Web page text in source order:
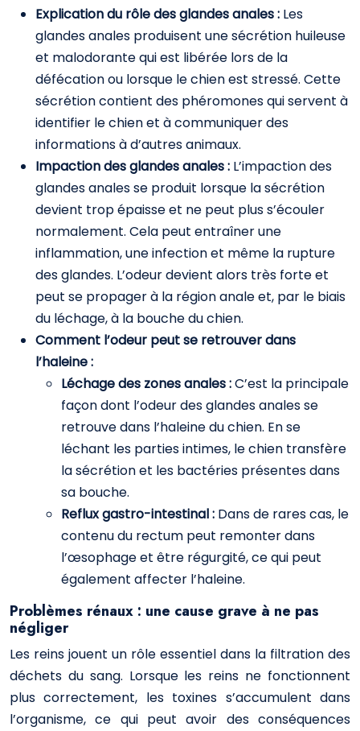
Explication du rôle des glandes anales : Les
glandes anales produisent une sécrétion huileuse
et malodorante qui est libérée lors de la
défécation ou lorsque le chien est stressé. Cette
sécrétion contient des phéromones qui servent à
identifier le chien et à communiquer des
informations à d’autres animaux.
Impaction des glandes anales : L’impaction des
glandes anales se produit lorsque la sécrétion
devient trop épaisse et ne peut plus s’écouler
normalement. Cela peut entraîner une
inflammation, une infection et même la rupture
des glandes. L’odeur devient alors très forte et
peut se propager à la région anale et, par le biais
du léchage, à la bouche du chien.
Comment l’odeur peut se retrouver dans
l’haleine :
Léchage des zones anales :C’est la principale
façon dont l’odeur des glandes anales se
retrouve dans l’haleine du chien. En se
léchant les parties intimes, le chien transfère
la sécrétion et les bactéries présentes dans
sa bouche.
Reflux gastro-intestinal : Dans de rares cas, le
contenu du rectum peut remonter dans
l’œsophage et être régurgité, ce qui peut
également affecter l’haleine.
Problèmes rénaux : une cause grave à ne pas
négliger
Les reins jouent un rôle essentiel dans la filtration des
déchets du sang. Lorsque les reins ne fonctionnent
plus correctement, les toxines s’accumulent dans
l’organisme, ce qui peut avoir des conséquences